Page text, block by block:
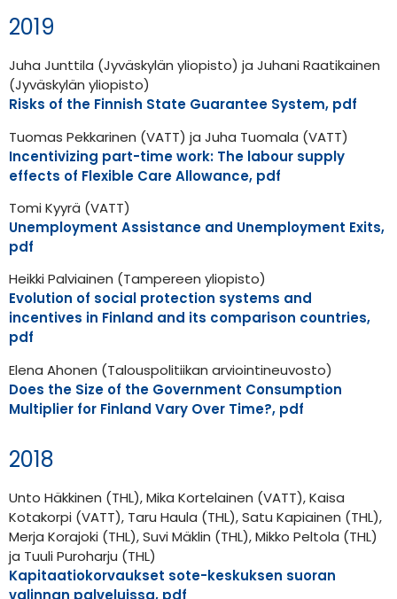
2019
Juha Junttila (Jyväskylän yliopisto) ja Juhani Raatikainen
(Jyväskylän yliopisto)
Risks of the Finnish State Guarantee System, pdf
Tuomas Pekkarinen (VATT) ja Juha Tuomala (VATT)
Incentivizing part-time work: The labour supply
effects of Flexible Care Allowance, pdf
Tomi Kyyrä (VATT)
Unemployment Assistance and Unemployment Exits,
pdf
Heikki Palviainen (Tampereen yliopisto)
Evolution of social protection systems and
incentives in Finland and its comparison countries,
pdf
Elena Ahonen (Talouspolitiikan arviointineuvosto)
Does the Size of the Government Consumption
Multiplier for Finland Vary Over Time?, pdf
2018
Unto Häkkinen (THL), Mika Kortelainen (VATT), Kaisa
Kotakorpi (VATT), Taru Haula (THL), Satu Kapiainen (THL),
Merja Korajoki (THL), Suvi Mäklin (THL), Mikko Peltola (THL)
ja Tuuli Puroharju (THL)
Kapitaatiokorvaukset sote-keskuksen suoran
valinnan palveluissa, pdf